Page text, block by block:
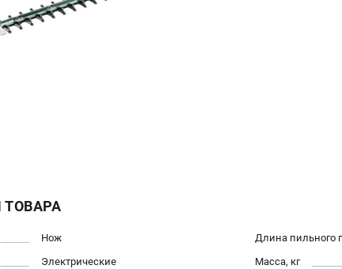
Нож
Электрические
Длина пильного
Масса, кг